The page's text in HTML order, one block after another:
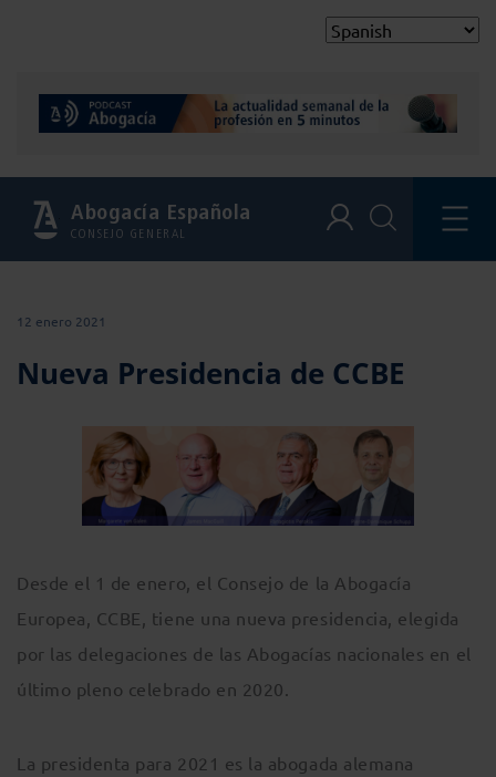
Abogacía Española
CONSEJO GENERAL
12 enero 2021
Nueva Presidencia de CCBE
Desde el 1 de enero, el Consejo de la Abogacía
Europea, CCBE, tiene una nueva presidencia, elegida
por las delegaciones de las Abogacías nacionales en el
último pleno celebrado en 2020.
La presidenta para 2021 es la abogada alemana